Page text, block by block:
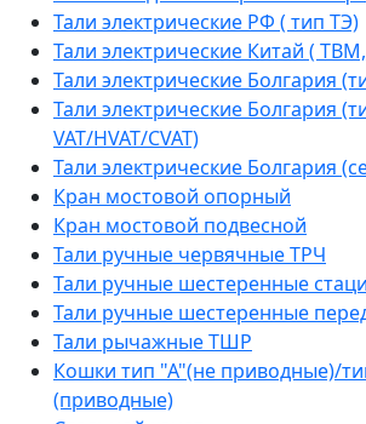
Тали электрические РФ ( тип ТЭ)
Тали электрические Китай (
Тали электрические Болгария
Тали электрические Болгария
VAT/HVAT/CVAT)
Тали электрические Болгария
Кран мостовой опорный
Кран мостовой подвесной
Тали ручные червячные ТРЧ
Тали ручные шестеренные
Тали ручные шестеренные
Тали рычажные ТШР
Кошки тип "А"(не приводные)/
(приводные)